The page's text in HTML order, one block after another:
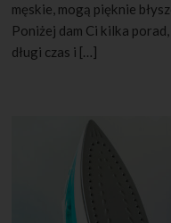
męskie, mogą pięknie
Poniżej dam Ci kilka
długi czas i […]